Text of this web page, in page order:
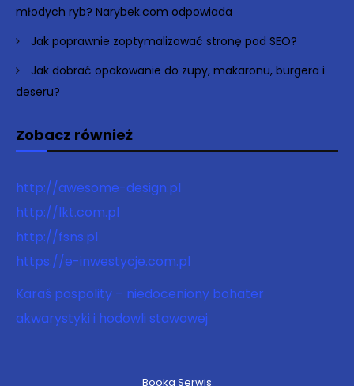
młodych ryb? Narybek.com odpowiada
Jak poprawnie zoptymalizować stronę pod SEO?
Jak dobrać opakowanie do zupy, makaronu, burgera i
deseru?
Zobacz również
http://awesome-design.pl
http://lkt.com.pl
http://fsns.pl
https://e-inwestycje.com.pl
Karaś pospolity – niedoceniony bohater
akwarystyki i hodowli stawowej
Booka Serwis